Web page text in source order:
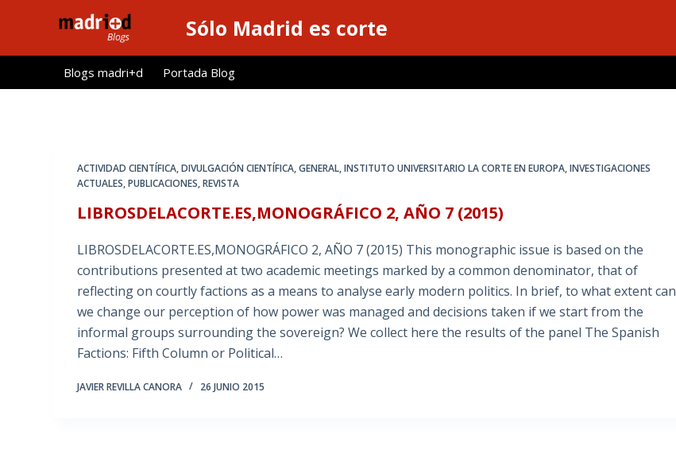
l
Sólo Madrid es corte
Blogs madri+d Portada Blog
ACTIVIDAD CIENTÍFICA,DIVULGACIÓN CIENTÍFICA,GENERAL,INSTITUTO UNIVERSITARIO LA CORTE EN EUROPA,INVESTIGACIONES
ACTUALES,PUBLICACIONES,REVISTA
LIBROSDELACORTE.ES,MONOGRÁFICO 2, AÑO 7 (2015)
LIBROSDELACORTE.ES,MONOGRÁFICO 2, AÑO 7 (2015) This monographic issue is based on the
contributions presented at two academic meetings marked by a common denominator, that of
reflecting on courtly factions as a means to analyse early modern politics. In brief, to what extent can
we change our perception of how power was managed and decisions taken if we start from the
informal groups surrounding the sovereign? We collect here the results of the panel The Spanish
Factions: Fifth Column or Political…
JAVIER REVILLA CANORA 26 JUNIO 2015